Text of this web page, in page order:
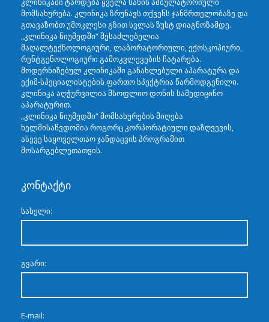
მომსახურება. კლინიკა ზრუნავს თქვენს ჯანმრთელობაზე და
გთავაზობთ უმოკლესი გზით სვლას ზუსტ დიაგნოზამდე.
„კლინიკა ნიუმედში“ შესაძლებელია
მაღალტექნოლოგიური, ლაბორატორიული, ექოსკოპიური,
რენტგენოლოგიური გამოკვლევების ჩატარება.
მოდერნიზებულ კლინიკაში განახლებული აპარატურა და
ექიმ-სპეციალისტების ფართო სპექტრია წარმოდგენილი.
კლინიკა აღჭურვილია მსოფლიო დონის სამედიცინო
აპარატურით.
„კლინიკა ნიუმედში“ მომსახურების მიღება
ხელმისაწვდომია როგორც კორპორატიული დაზღვევის,
ასევე საყოველთაო ჯანდაცვის პროგრამით
მოსარგებლეთათვის.
კონტაქტი
სახელი:
გვარი:
E-mail: